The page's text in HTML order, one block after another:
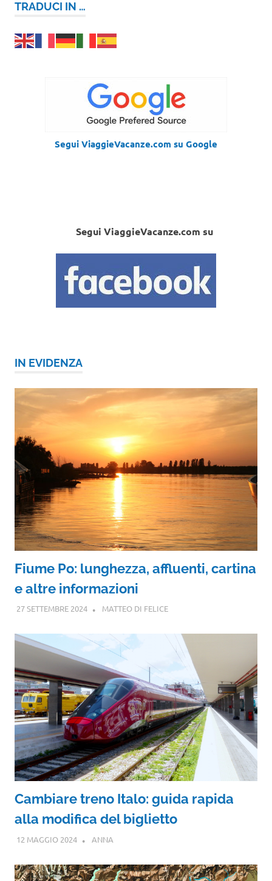
TRADUCI IN …
Segui ViaggieVacanze.com su Google
Segui ViaggieVacanze.com su
IN EVIDENZA
Fiume Po: lunghezza, affluenti, cartina
e altre informazioni
27 SETTEMBRE 2024 MATTEO DI FELICE
Cambiare treno Italo: guida rapida
alla modifica del biglietto
12 MAGGIO 2024 ANNA